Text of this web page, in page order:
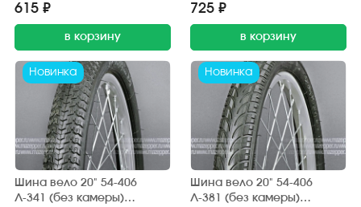
"ПЕТРОШИНА" (20х1,85)
Аист, Кама, Десна (дорога,
615 ₽
в корзину
"ПЕТРОШИНА" (20х2,125)
BMX (дорога, грунт)
725 ₽
в корзину
Новинка
Шина вело 20" 54-406
Л-341 (без камеры)
Новинка
Шина вело 20" 54-406
Л-381 (без камеры)